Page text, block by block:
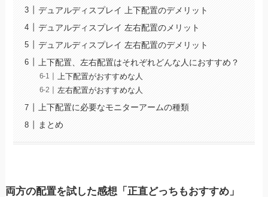
デュアルディスプレイ 上下配置のデメリット
デュアルディスプレイ 左右配置のメリット
デュアルディスプレイ 左右配置のデメリット
上下配置、左右配置はそれぞれどんな人におすすめ？
上下配置がおすすめな人
左右配置がおすすめな人
上下配置に必要なモニターアームの種類
まとめ
両方の配置を試した感想「正直どっちもおすすめ」